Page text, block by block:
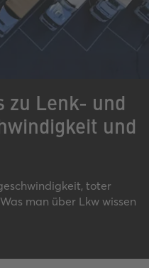
zu Lenk- und
und
toter
man über Lkw wissen